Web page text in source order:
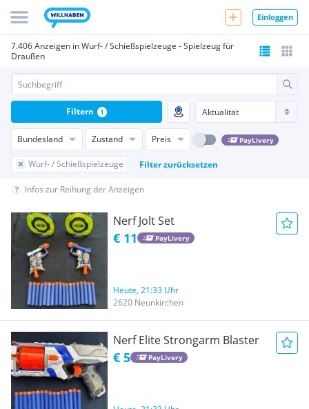
Einloggen
7.406 Anzeigen in Wurf- / Schießspielzeuge - Spielzeug für
Draußen
Bundesland Zustand Preis PayLivery
Wurf- / Schießspielzeuge Filter zurücksetzen
Filtern 1
Infos zur Reihung der Anzeigen
Nerf Jolt Set
€ 11 PayLivery
Heute, 21:33 Uhr
2620 Neunkirchen
Nerf Elite Strongarm Blaster
€ 5 PayLivery